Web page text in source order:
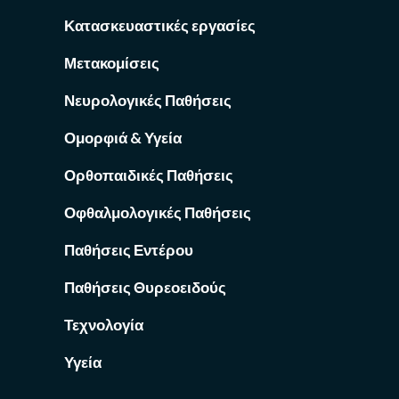
Κατασκευαστικές εργασίες
Μετακομίσεις
Νευρολογικές Παθήσεις
Ομορφιά & Υγεία
Ορθοπαιδικές Παθήσεις
Οφθαλμολογικές Παθήσεις
Παθήσεις Εντέρου
Παθήσεις Θυρεοειδούς
Τεχνολογία
Υγεία